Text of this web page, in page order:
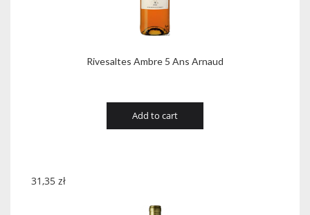
Rivesaltes Ambre 5 Ans Arnaud
Add to cart
31,35 zł